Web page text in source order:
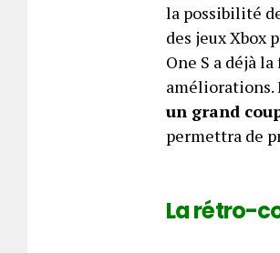
la possibilité
des jeux Xbox
One S a déjà
améliorations.
un grand
permettra de
La rétro-